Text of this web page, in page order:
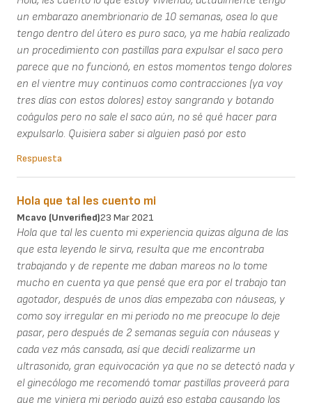
un embarazo anembrionario de 10 semanas, osea lo que
tengo dentro del útero es puro saco, ya me había realizado
un procedimiento con pastillas para expulsar el saco pero
parece que no funcionó, en estos momentos tengo dolores
en el vientre muy continuos como contracciones (ya voy
tres días con estos dolores) estoy sangrando y botando
coágulos pero no sale el saco aún, no sé qué hacer para
expulsarlo. Quisiera saber si alguien pasó por esto
Respuesta
Hola que tal les cuento mi
Mcavo (unverified)23 Mar 2021
Hola que tal les cuento mi experiencia quizas alguna de las
que esta leyendo le sirva, resulta que me encontraba
trabajando y de repente me daban mareos no lo tome
mucho en cuenta ya que pensé que era por el trabajo tan
agotador, después de unos días empezaba con náuseas, y
como soy irregular en mi periodo no me preocupe lo deje
pasar, pero después de 2 semanas seguía con náuseas y
cada vez más cansada, así que decidí realizarme un
ultrasonido, gran equivocación ya que no se detectó nada y
el ginecólogo me recomendó tomar pastillas proveerá para
que me viniera mi periodo quizá eso estaba causando los